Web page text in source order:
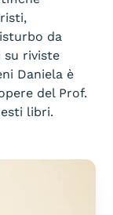
da
su riviste
Daniela è
del Prof.
libri.